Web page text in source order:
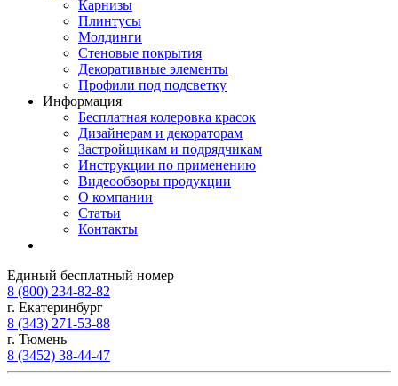
Карнизы
Плинтусы
Молдинги
Стеновые покрытия
Декоративные элементы
Профили под подсветку
Информация
Бесплатная колеровка красок
Дизайнерам и декораторам
Застройщикам и подрядчикам
Инструкции по применению
Видеообзоры продукции
О компании
Статьи
Контакты
Единый бесплатный номер
8 (800) 234-82-82
г. Екатеринбург
8 (343) 271-53-88
г. Тюмень
8 (3452) 38-44-47